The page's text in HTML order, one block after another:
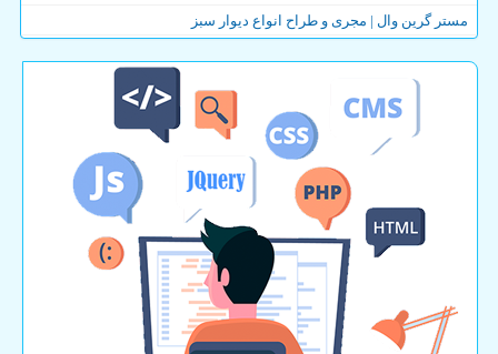
مستر گرین وال | مجری و طراح انواع دیوار سبز